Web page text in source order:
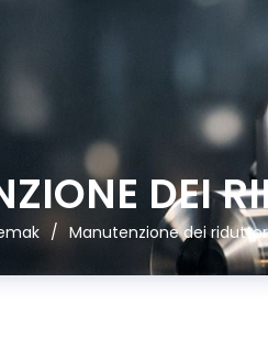
DEI
Manutenzione dei